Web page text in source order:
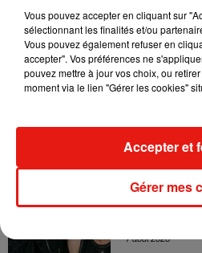
Musique
7 août 2026
Vous pouvez accepter en cliquant sur
sélectionnant les finalités et/ou
Vous pouvez également refuser en
accepter". Vos préférences ne
pouvez mettre à jour vos choix, ou
moment via le lien "Gérer les cookies"
Gérer mes
Accepter et